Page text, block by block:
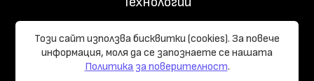
Начръчник на купувача
Реализирани проекти
Този сайт използва бисквитки (cookies). За повече
информация, моля да се запознаете се нашaтa
Политика за поверителност.